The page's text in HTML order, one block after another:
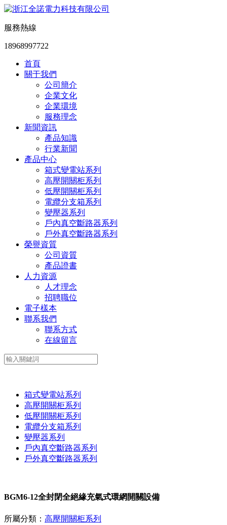
服務熱線
18968997722
首頁
關于我們
公司簡介
企業文化
企業環境
服務理念
新聞資訊
產品知識
行業新聞
產品中心
箱式變電站系列
高壓開關柜系列
低壓開關柜系列
電纜分支箱系列
變壓器系列
戶內真空斷路器系列
戶外真空斷路器系列
榮譽資質
公司資質
產品證書
人力資源
人才理念
招聘職位
電子樣本
聯系我們
聯系方式
在線留言
箱式變電站系列
高壓開關柜系列
低壓開關柜系列
電纜分支箱系列
變壓器系列
戶內真空斷路器系列
戶外真空斷路器系列
BGM6-12全封閉全絕緣充氣式環網開關設備
所屬分類： 高壓開關柜系列